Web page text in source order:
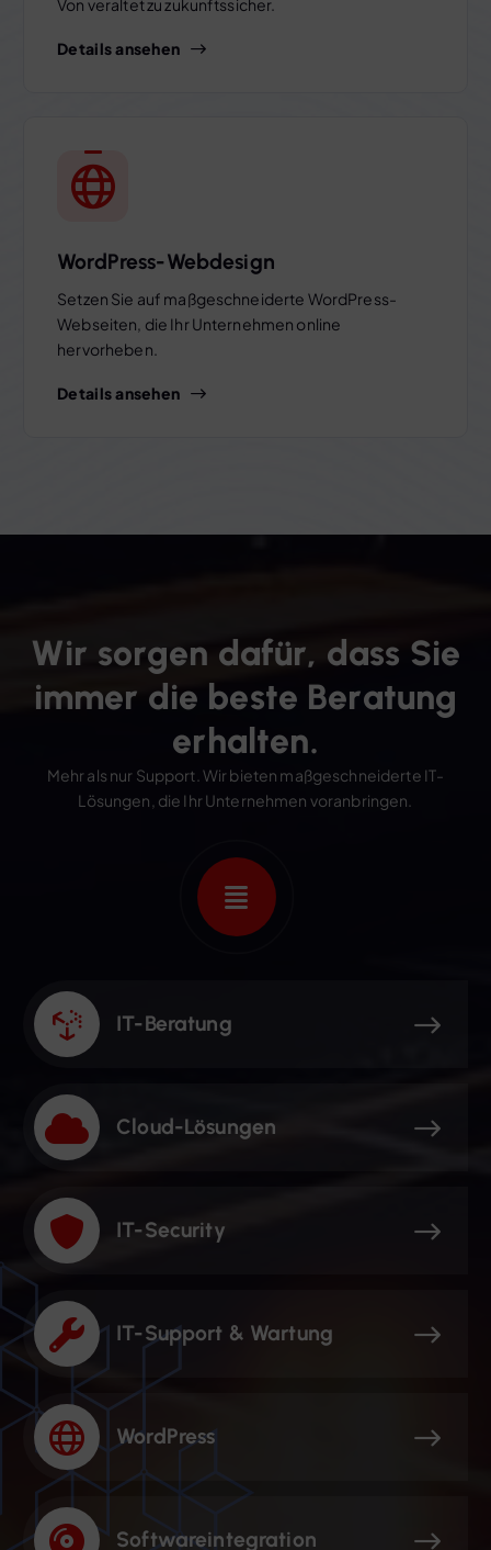
Von veraltet zu zukunftssicher.
Details ansehen
WordPress-Webdesign
Setzen Sie auf maßgeschneiderte WordPress-
Webseiten, die Ihr Unternehmen online
hervorheben.
Details ansehen
Wir sorgen dafür, dass Sie
immer d ie beste Beratung
er ha ten.
Mehr als nur Support. Wir bieten maßgeschneiderte IT-
Lösungen, die Ihr Unternehmen voranbringen.
IT-Beratung
Cloud-Lösungen
IT-Security
IT-Support & Wartung
WordPress
Softwareintegration